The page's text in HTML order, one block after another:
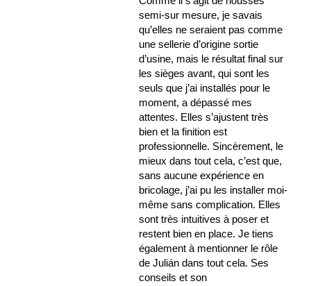
semi-sur mesure, je savais
qu’elles ne seraient pas comme
une sellerie d’origine sortie
d’usine, mais le résultat final sur
les sièges avant, qui sont les
seuls que j’ai installés pour le
moment, a dépassé mes
attentes. Elles s’ajustent très
bien et la finition est
professionnelle. Sincèrement, le
mieux dans tout cela, c’est que,
sans aucune expérience en
bricolage, j’ai pu les installer moi-
même sans complication. Elles
sont très intuitives à poser et
restent bien en place. Je tiens
également à mentionner le rôle
de Julián dans tout cela. Ses
conseils et son